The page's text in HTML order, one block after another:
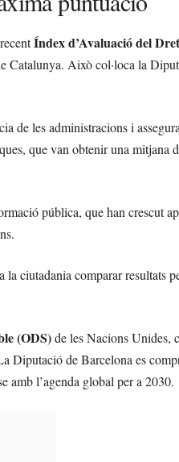
Índex d’Avaluació del
Catalunya. Això col·loca la
de les administracions i
que van obtenir una mitjana
pública, que han crescut
la ciutadania comparar resultats
(ODS)de les Nacions Unides,
Diputació de Barcelona es
amb l’agenda global per a 2030.